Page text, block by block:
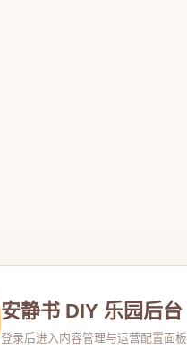
安静书 DIY 乐园后台
登录后进入内容管理与运营配置面板